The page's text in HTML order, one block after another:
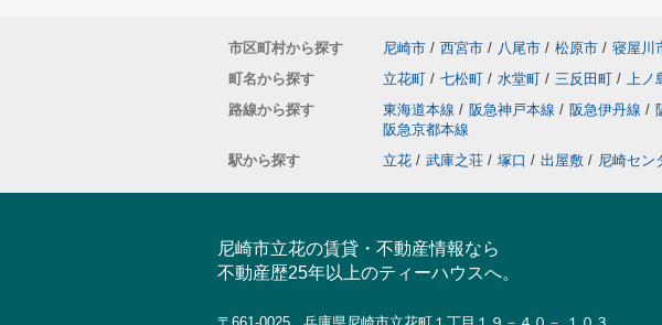
市区町村から探す 尼崎市 / 西宮市 / 八尾市 / 松原市 / 寝屋川
町名から探す
立花町 / 七松町 / 水堂町 / 三反田町 / 上ノ
路線から探す
東海道本線 / 阪急神戸本線 / 阪急伊丹線 /
阪急京都本線
駅から探す
立花 / 武庫之荘 / 塚口 / 出屋敷 / 尼崎セン
尼崎市立花の賃貸・不動産情報なら
不動産歴25年以上のティーハウスへ。